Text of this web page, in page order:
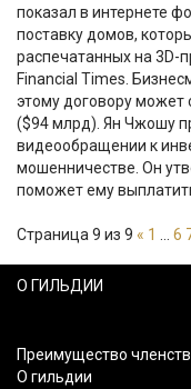
показал в интернете
поставку домов,
распечатанных на 3D-
Financial Times.
этому договору может
($94 млрд). Ян Чжошу
видеообращении к
мошенничестве. Он
поможет ему
Страница 9 из 9 « 1 6
О ГИЛЬДИИ
Преимущество
О гильдии